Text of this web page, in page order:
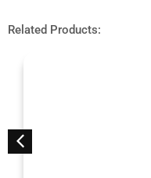
Related Products: